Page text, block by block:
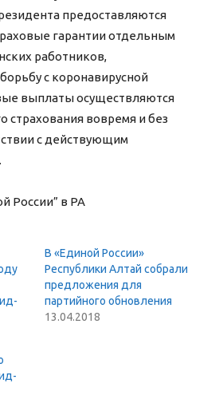
предоставляются
гарантии отдельным
работников,
с коронавирусной
выплаты осуществляются
страхования вовремя и без
с действующим
России” в РА
В «Единой России»
Республики Алтай собрали
предложения для
партийного обновления
13.04.2018